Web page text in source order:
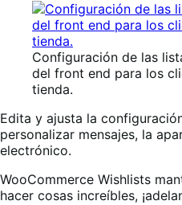
Configuración de las
del front end para los
tienda.
Edita y ajusta la
personalizar mensajes, la
electrónico.
WooCommerce Wishlists
hacer cosas increíbles,